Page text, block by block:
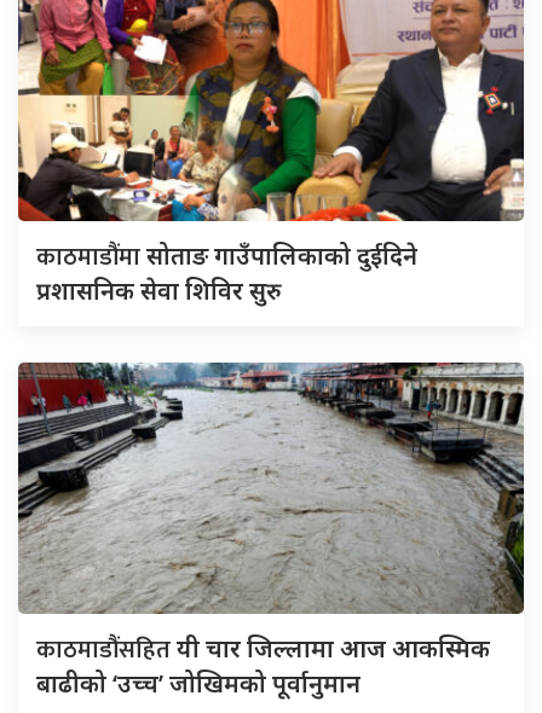
काठमाडौंमासोताङ गाउँपालिकाको दुईदिने
प्रशासनिक सेवा शिविर सुरु
काठमाडौंसहितयी चार जिल्लामा आज आकस्मिक
बाढीको ‘उच्च’ जोखिमको पूर्वानुमान